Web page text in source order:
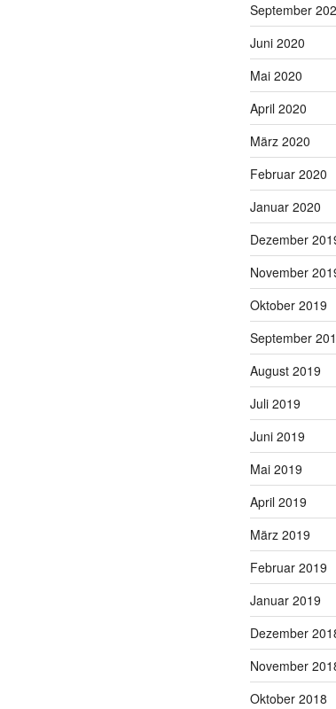
September
Juni 2020
Mai 2020
April 2020
März 2020
Februar 2020
Januar 2020
Dezember
November
Oktober 2019
September
August 2019
Juli 2019
Juni 2019
Mai 2019
April 2019
März 2019
Februar 2019
Januar 2019
Dezember
November
Oktober 2018